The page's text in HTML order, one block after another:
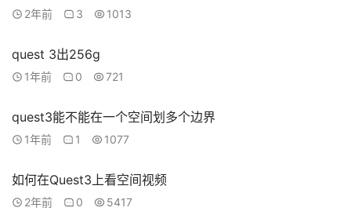
2年前 3 1013
quest 3出256g
1年前 0 721
quest3能不能在一个空间划多个边界
1年前 1 1077
如何在Quest3上看空间视频
2年前 0 5417